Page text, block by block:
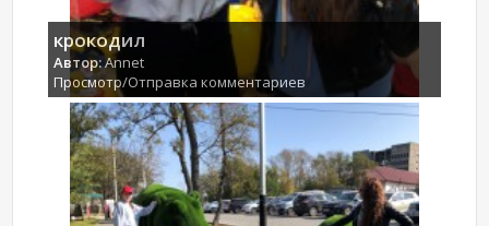
крокодил
Автор:Annet
Просмотр/Отправка комментариев